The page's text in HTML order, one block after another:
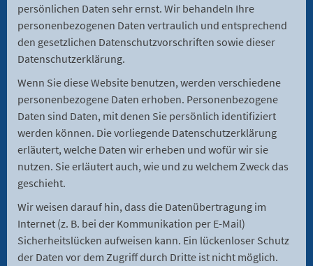
persönlichen Daten sehr ernst. Wir behandeln Ihre
personenbezogenen Daten vertraulich und entsprechend
den gesetzlichen Datenschutzvorschriften sowie dieser
Datenschutzerklärung.
Wenn Sie diese Website benutzen, werden verschiedene
personenbezogene Daten erhoben. Personenbezogene
Daten sind Daten, mit denen Sie persönlich identifiziert
werden können. Die vorliegende Datenschutzerklärung
erläutert, welche Daten wir erheben und wofür wir sie
nutzen. Sie erläutert auch, wie und zu welchem Zweck das
geschieht.
Wir weisen darauf hin, dass die Datenübertragung im
Internet (z. B. bei der Kommunikation per E-Mail)
Sicherheitslücken aufweisen kann. Ein lückenloser Schutz
der Daten vor dem Zugriff durch Dritte ist nicht möglich.